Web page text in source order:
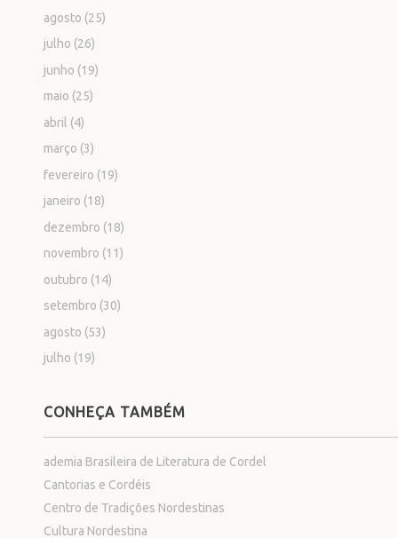
agosto (25)
julho (26)
junho (19)
maio (25)
abril (4)
março (3)
fevereiro (19)
janeiro (18)
dezembro (18)
novembro (11)
outubro (14)
setembro (30)
agosto (53)
julho (19)
CONHEÇA TAMBÉM
ademia Brasileira de Literatura de Cordel
Cantorias e Cordéis
Centro de Tradições Nordestinas
Cultura Nordestina